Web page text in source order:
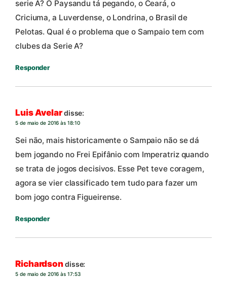
serie A? O Paysandu tá pegando, o Ceará, o
Criciuma, a Luverdense, o Londrina, o Brasil de
Pelotas. Qual é o problema que o Sampaio tem com
clubes da Serie A?
Responder
Luis Avelardisse:
5 de maio de 2016 às 18:10
Sei não, mais historicamente o Sampaio não se dá
bem jogando no Frei Epifânio com Imperatriz quando
se trata de jogos decisivos. Esse Pet teve coragem,
agora se vier classificado tem tudo para fazer um
bom jogo contra Figueirense.
Responder
Richardsondisse:
5 de maio de 2016 às 17:53